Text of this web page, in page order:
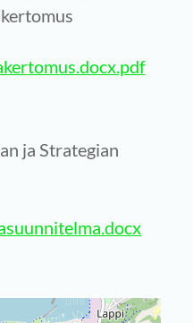
ja Strategian